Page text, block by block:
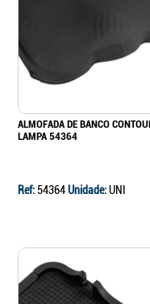
ALMOFADA DE BANCO
LAMPA 54364
Ref: 54364Unidade:UNI